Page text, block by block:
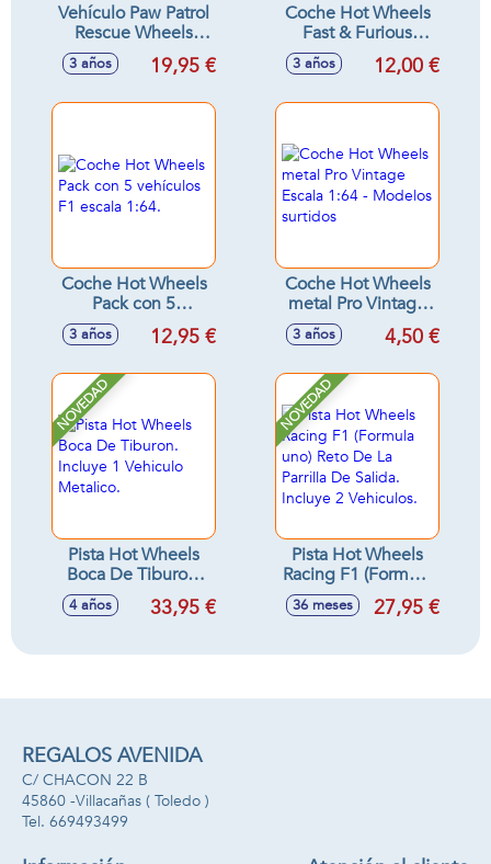
Vehículo Paw Patrol
Rescue Wheels
22,86x22,86x9,53
cm - Modelos
3 años 19,95 €
Coche Hot Wheels
Fast & Furious
Coches de juguete
- Modelos surtidos
3 años 12,00 €
Coche Hot Wheels
Pack con 5
vehículos F1 escala
1:64.
3 años 12,95 €
Coche Hot Wheels
metal Pro Vintage
Escala 1:64 -
Modelos surtidos
3 años 4,50 €
NOVEDAD
Pista Hot Wheels
Boca De Tiburon.
Incluye 1 Vehiculo
Metalico.
4 años 33,95 €
NOVEDAD
Pista Hot Wheels
Racing F1 (Formula
uno) Reto De La
Parrilla De Salida.
36 meses 27,95 €
REGALOS AVENIDA
C/ CHACON 22 B
45860 -Villacañas ( Toledo )
669493499